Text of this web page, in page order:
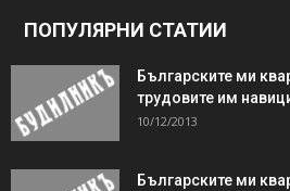
ПОПУЛЯРНИ СТАТИИ
Българските ми
трудовите им
10/12/2013
Българските ми